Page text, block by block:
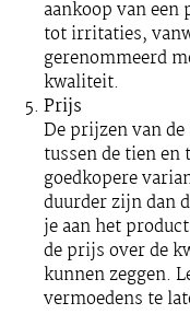
aankoop van
tot irritaties,
gerenommeerd
kwaliteit.
Prijs
De prijzen van
tussen de tien
goedkopere
duurder zijn dan
je aan het
de prijs over de
kunnen zeggen.
vermoedens te